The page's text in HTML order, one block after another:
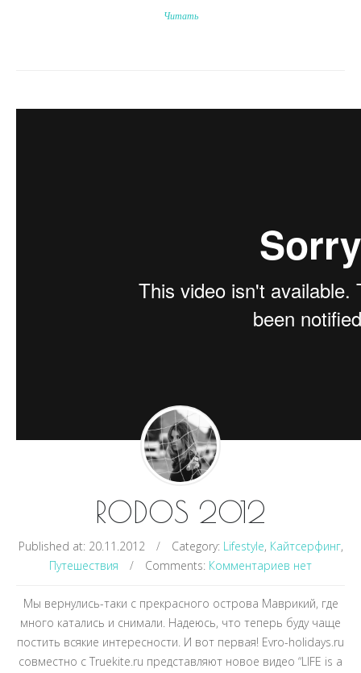
Читать
RODOS 2012
Published at: 20.11.2012 / Category: Lifestyle, Кайтсерфинг,
Путешествия
/ Comments: Комментариев нет
Мы вернулись-таки с прекрасного острова Маврикий, где
много катались и снимали. Надеюсь, что теперь буду чаще
постить всякие интересности. И вот первая! Evro-holidays.ru
совместно с Truekite.ru представляют новое видео “LIFE is a